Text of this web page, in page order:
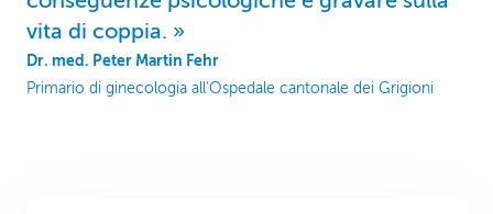
vita di coppia.
Dr. med. Peter Martin Fehr
Primario di ginecologia all’Ospedale cantonale dei Grigioni